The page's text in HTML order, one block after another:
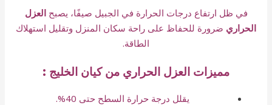
في ظل ارتفاع درجات الحرارة في الجبيل صيفًا، يصبحالعزل
الحراري ضرورة للحفاظ على راحة سكان المنزل وتقليل استهلاك
الطاقة.
مميزات العزل الحراري من كيان الخليج :
يقلل درجة حرارة السطح حتى 40%.